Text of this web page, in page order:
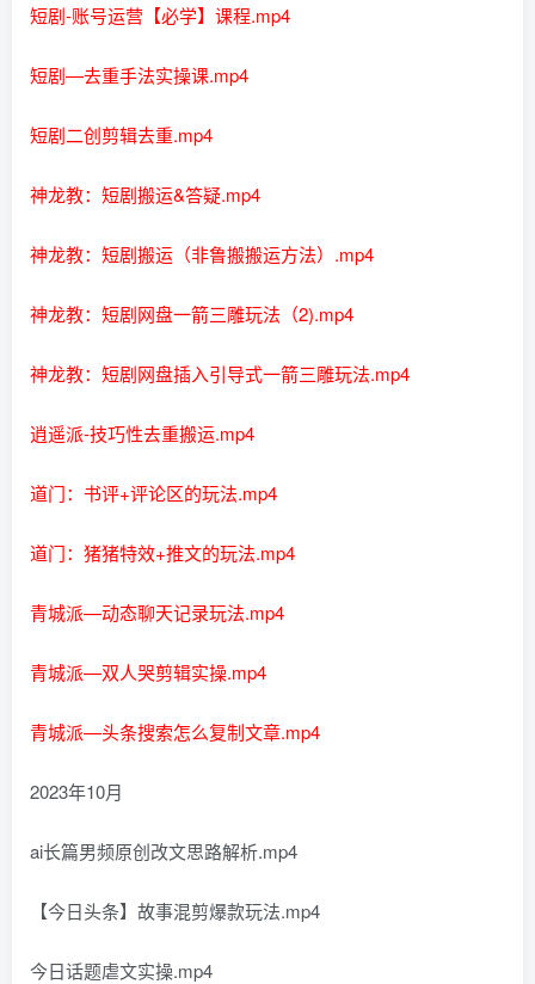
短剧-账号运营【必学】课程.mp4
短剧—去重手法实操课.mp4
短剧二创剪辑去重.mp4
神龙教：短剧搬运&答疑.mp4
神龙教：短剧搬运（非鲁搬搬运方法）.mp4
神龙教：短剧网盘一箭三雕玩法（2).mp4
神龙教：短剧网盘插入引导式一箭三雕玩法.mp4
逍遥派-技巧性去重搬运.mp4
道门：书评+评论区的玩法.mp4
道门：猪猪特效+推文的玩法.mp4
青城派—动态聊天记录玩法.mp4
青城派—双人哭剪辑实操.mp4
青城派—头条搜索怎么复制文章.mp4
2023年10月
ai长篇男频原创改文思路解析.mp4
【今日头条】故事混剪爆款玩法.mp4
今日话题虐文实操.mp4